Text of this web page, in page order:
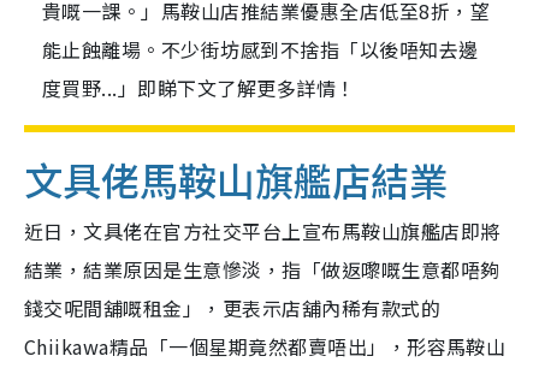
貴嘅一課。」馬鞍山店推結業優惠全店低至8折，望
能止蝕離場。不少街坊感到不捨指「以後唔知去邊
度買野...」即睇下文了解更多詳情！
文具佬馬鞍山旗艦店結業
近日，文具佬在官方社交平台上宣布馬鞍山旗艦店即將
結業，結業原因是生意慘淡，指「做返嚟嘅生意都唔夠
錢交呢間舖嘅租金」，更表示店舖內稀有款式的
Chiikawa精品「一個星期竟然都賣唔出」，形容馬鞍山